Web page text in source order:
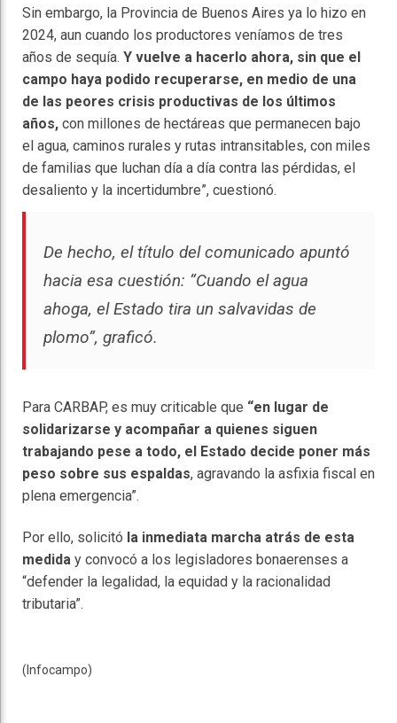
Sin embargo, la Provincia de Buenos Aires ya lo hizo en
2024, aun cuando los productores veníamos de tres
años de sequía. Y vuelve a hacerlo ahora, sin que el
campo haya podido recuperarse, en medio de una
de las peores crisis productivas de los últimos
años, con millones de hectáreas que permanecen bajo
el agua, caminos rurales y rutas intransitables, con miles
de familias que luchan día a día contra las pérdidas, el
desaliento y la incertidumbre”, cuestionó.
De hecho, el título del comunicado apuntó
hacia esa cuestión: “Cuando el agua
ahoga, el Estado tira un salvavidas de
plomo”, graficó.
Para CARBAP, es muy criticable que “en lugar de
solidarizarse y acompañar a quienes siguen
trabajando pese a todo, el Estado decide poner más
peso sobre sus espaldas, agravando la asfixia fiscal en
plena emergencia”.
Por ello, solicitó la inmediata marcha atrás de esta
medida y convocó a los legisladores bonaerenses a
“defender la legalidad, la equidad y la racionalidad
tributaria”.
(Infocampo)